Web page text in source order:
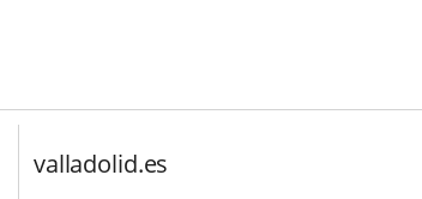
valladolid.es